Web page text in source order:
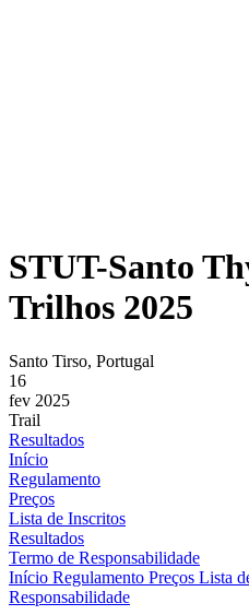
STUT-Santo
Trilhos 2025
Santo Tirso, Portugal
16
fev 2025
Trail
Resultados
Início
Regulamento
Preços
Lista de Inscritos
Resultados
Termo de Responsabilidade
Início Regulamento Preços Lista
Responsabilidade